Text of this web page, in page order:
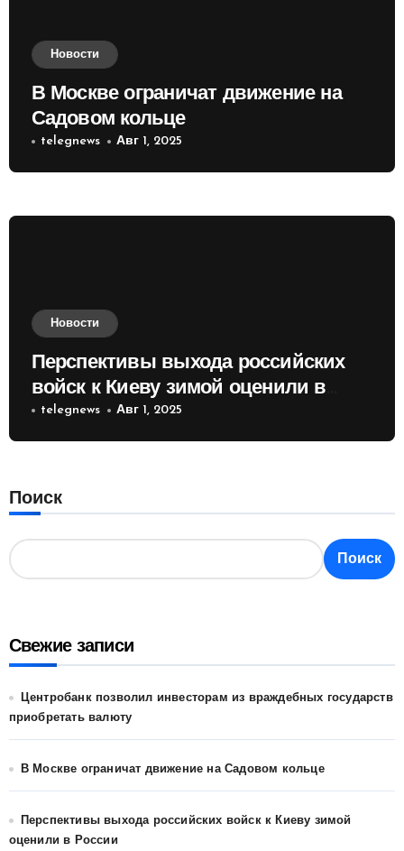
Новости
В Москве ограничат движение на
Садовом кольце
telegnews Авг 1, 2025
Новости
Перспективы выхода российских
войск к Киеву зимой оценили в
России
telegnews Авг 1, 2025
Поиск
Поиск
Свежие записи
Центробанк позволил инвесторам из враждебных государств
приобретать валюту
В Москве ограничат движение на Садовом кольце
Перспективы выхода российских войск к Киеву зимой
оценили в России